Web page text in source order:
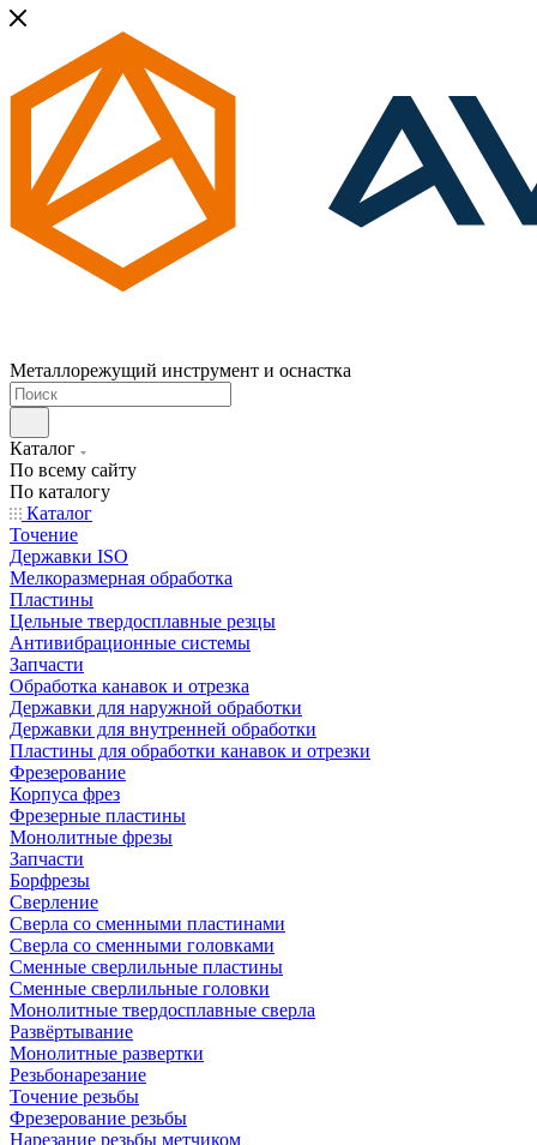
Металлорежущий инструмент и оснастка
Каталог
По всему сайту
По каталогу
Каталог
Точение
Державки ISO
Мелкоразмерная обработка
Пластины
Цельные твердосплавные резцы
Антивибрационные системы
Запчасти
Обработка канавок и отрезка
Державки для наружной обработки
Державки для внутренней обработки
Пластины для обработки канавок и отрезки
Фрезерование
Корпуса фрез
Фрезерные пластины
Монолитные фрезы
Запчасти
Борфрезы
Сверление
Сверла со сменными пластинами
Сверла со сменными головками
Сменные сверлильные пластины
Сменные сверлильные головки
Монолитные твердосплавные сверла
Развёртывание
Монолитные развертки
Резьбонарезание
Точение резьбы
Фрезерование резьбы
Нарезание резьбы метчиком